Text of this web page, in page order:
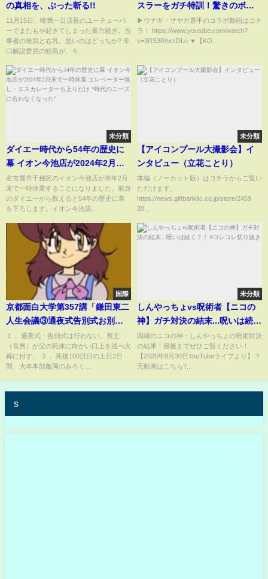
の真相を、ぶった斬る!!
11月15日、唯我一日店長のユーチューバ
ーでまたもや起きてしまった暴力騒ぎ。当
事者の唯我と右乳、悪いのはどっちか? 辛
口解説委員の鮫島が、キ...
スラーをガチ特訓！驚きのボク
シングセンス！
▶ウナギ・サヤカ選手のコラボ動画はコチ
ラ！ https://www.youtube.com/watch?
v=3RS3RhxzDLo ▼【KO...
未分類
ダイエー時代から54年の歴史に
幕 イオン今池店が2024年2月末
で一時休業 エレベーター無し・
エスカレーターも上りだけ “時代
のニーズに合わなくなった”
名古屋市千種区のイオン今池店が来年2月
末で一時休業することになりました。前身
のダイエーから数えると54年の歴史に幕
を下ろします。イオン今池店...
未分類
【アイコンプール大撮影会】イ
ンタビュー（立花ことり）
本編（ノーカット版）はコチラからご覧い
ただけます。
https://news.giftbankllc.co.jp/store/2459
20...
国際
京都面白大学第357講「鎌田東二
人生会議③通夜式告別式お別れ
会に代わる「死後100日祭 かま
たまつり・Tony歌祭り」プログ
ラムの提示と検討」サンレー北
人部長×鎌田東二
１， 通夜式・告別式は行わない。喪主
（長男）が父の死体に向かい口上を述べ火
葬に付す。 ２， 死後100日目の土日2日
間、大本本部亀岡のみろく...
未分類
しんやっちょvs呪術者【ニコの
神】ガチ対決の結末...呪いは続
く？！ #コレコレ切り抜き
因縁のニコの神・しんやっちょの呪術対決
の結果！最後までぜひご覧ください！
【2020年9月30日YouTubeライブより】 ?
元動画はこちら?...
s